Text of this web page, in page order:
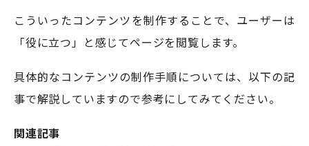
こういったコンテンツを制作することで、ユーザーは
「役に立つ」と感じてページを閲覧します。
具体的なコンテンツの制作手順については、以下の記
事で解説していますので参考にしてみてください。
関連記事